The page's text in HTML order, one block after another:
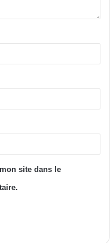
site dans le